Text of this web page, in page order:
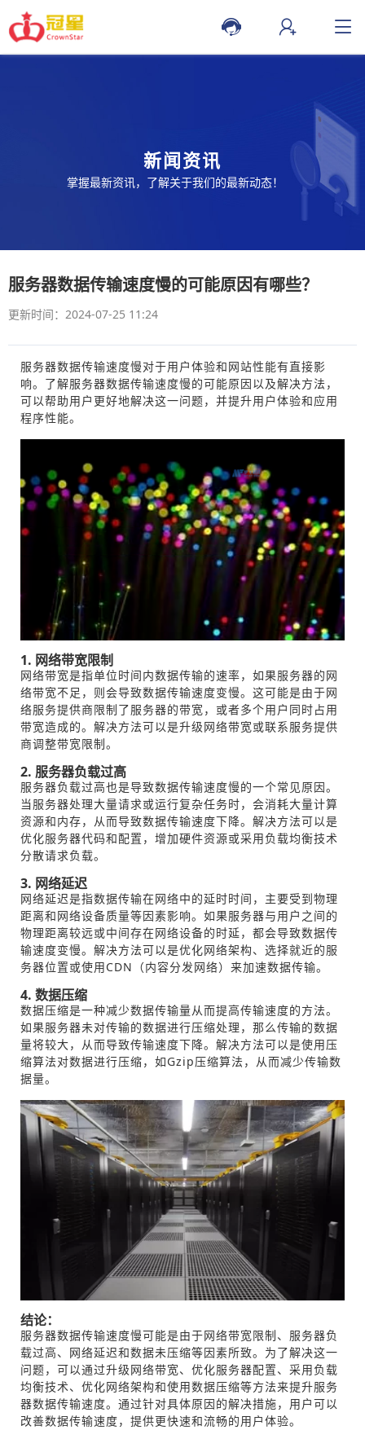
新闻资讯
掌握最新资讯，了解关于我们的最新动态！
服务器数据传输速度慢的可能原因有哪些？
更新时间：2024-07-25 11:24
服务器数据传输速度慢对于用户体验和网站性能有直接影
响。了解服务器数据传输速度慢的可能原因以及解决方法，
可以帮助用户更好地解决这一问题，并提升用户体验和应用
程序性能。
1. 网络带宽限制
网络带宽是指单位时间内数据传输的速率，如果服务器的网
络带宽不足，则会导致数据传输速度变慢。这可能是由于网
络服务提供商限制了服务器的带宽，或者多个用户同时占用
带宽造成的。解决方法可以是升级网络带宽或联系服务提供
商调整带宽限制。
2. 服务器负载过高
服务器负载过高也是导致数据传输速度慢的一个常见原因。
当服务器处理大量请求或运行复杂任务时，会消耗大量计算
资源和内存，从而导致数据传输速度下降。解决方法可以是
优化服务器代码和配置，增加硬件资源或采用负载均衡技术
分散请求负载。
3. 网络延迟
网络延迟是指数据传输在网络中的延时时间，主要受到物理
距离和网络设备质量等因素影响。如果服务器与用户之间的
物理距离较远或中间存在网络设备的时延，都会导致数据传
输速度变慢。解决方法可以是优化网络架构、选择就近的服
务器位置或使用CDN（内容分发网络）来加速数据传输。
4. 数据压缩
数据压缩是一种减少数据传输量从而提高传输速度的方法。
如果服务器未对传输的数据进行压缩处理，那么传输的数据
量将较大，从而导致传输速度下降。解决方法可以是使用压
缩算法对数据进行压缩，如Gzip压缩算法，从而减少传输数
据量。
结论：
服务器数据传输速度慢可能是由于网络带宽限制、服务器负
载过高、网络延迟和数据未压缩等因素所致。为了解决这一
问题，可以通过升级网络带宽、优化服务器配置、采用负载
均衡技术、优化网络架构和使用数据压缩等方法来提升服务
器数据传输速度。通过针对具体原因的解决措施，用户可以
改善数据传输速度，提供更快速和流畅的用户体验。